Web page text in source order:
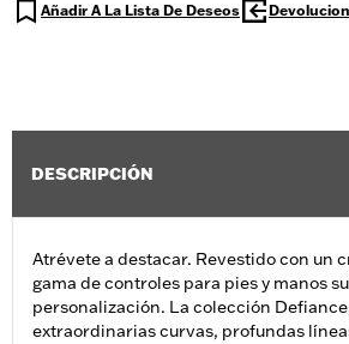
Añadir A La Lista De Deseos
DESCRIPCIÓN
Atrévete a destacar. Revestido con un
gama de controles para pies y manos
personalización. La colección
extraordinarias curvas, profundas